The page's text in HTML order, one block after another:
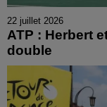
22 juillet 2026
ATP : Herbert
double